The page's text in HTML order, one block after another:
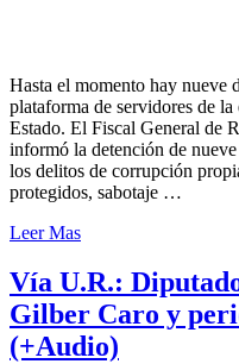
Hasta el momento hay nueve
plataforma de servidores de
Estado. El Fiscal General de
informó la detención de
los delitos de corrupción
protegidos, sabotaje …
Leer Mas
Vía U.R.:
Gilber Caro y
(+Audio)